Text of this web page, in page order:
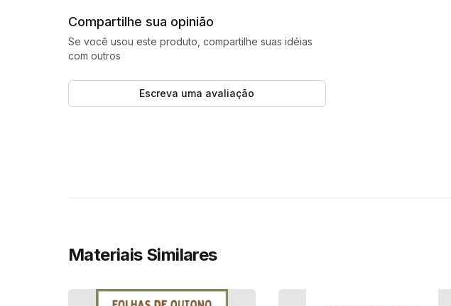
Compartilhe sua opinião
Se você usou este produto, compartilhe suas idéias
com outros
Escreva uma avaliação
Materiais Similares